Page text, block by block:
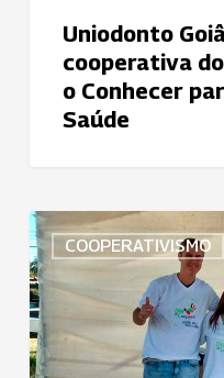
Conhecer
Cooperar
Uniodonto
cooperativa
o Conhecer
Saúde
COOPERATIVISMO
Uniodonto
do
Brasil
participa
do
Dia